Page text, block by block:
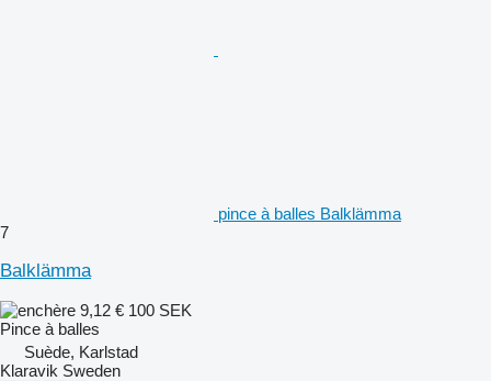
pince à balles Balklämma
7
Balklämma
9,12 € 100 SEK
Pince à balles
Suède, Karlstad
Klaravik Sweden